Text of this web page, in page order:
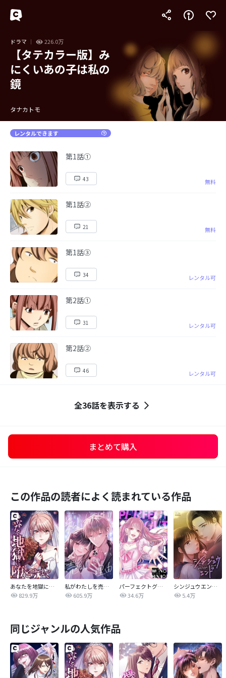
ドラマ 226.0万
【タテカラー版】み
にくいあの子は私の
鏡
タナカトモ
レンタルできます
第1話①
43 無料
第1話②
21 無料
第1話③
34 レンタル可
第2話①
31 レンタル可
第2話②
46 レンタル可
全36話を表示する
まとめて購入
この作品の読者によく読まれている作品
あなたを地獄に堕とすまで
829.9万
私がわたしを売る理由
605.9万
パーフェクトグリッター
34.6万
シンジュウエンド【タテヨミ】
5.4万
同じジャンルの人気作品